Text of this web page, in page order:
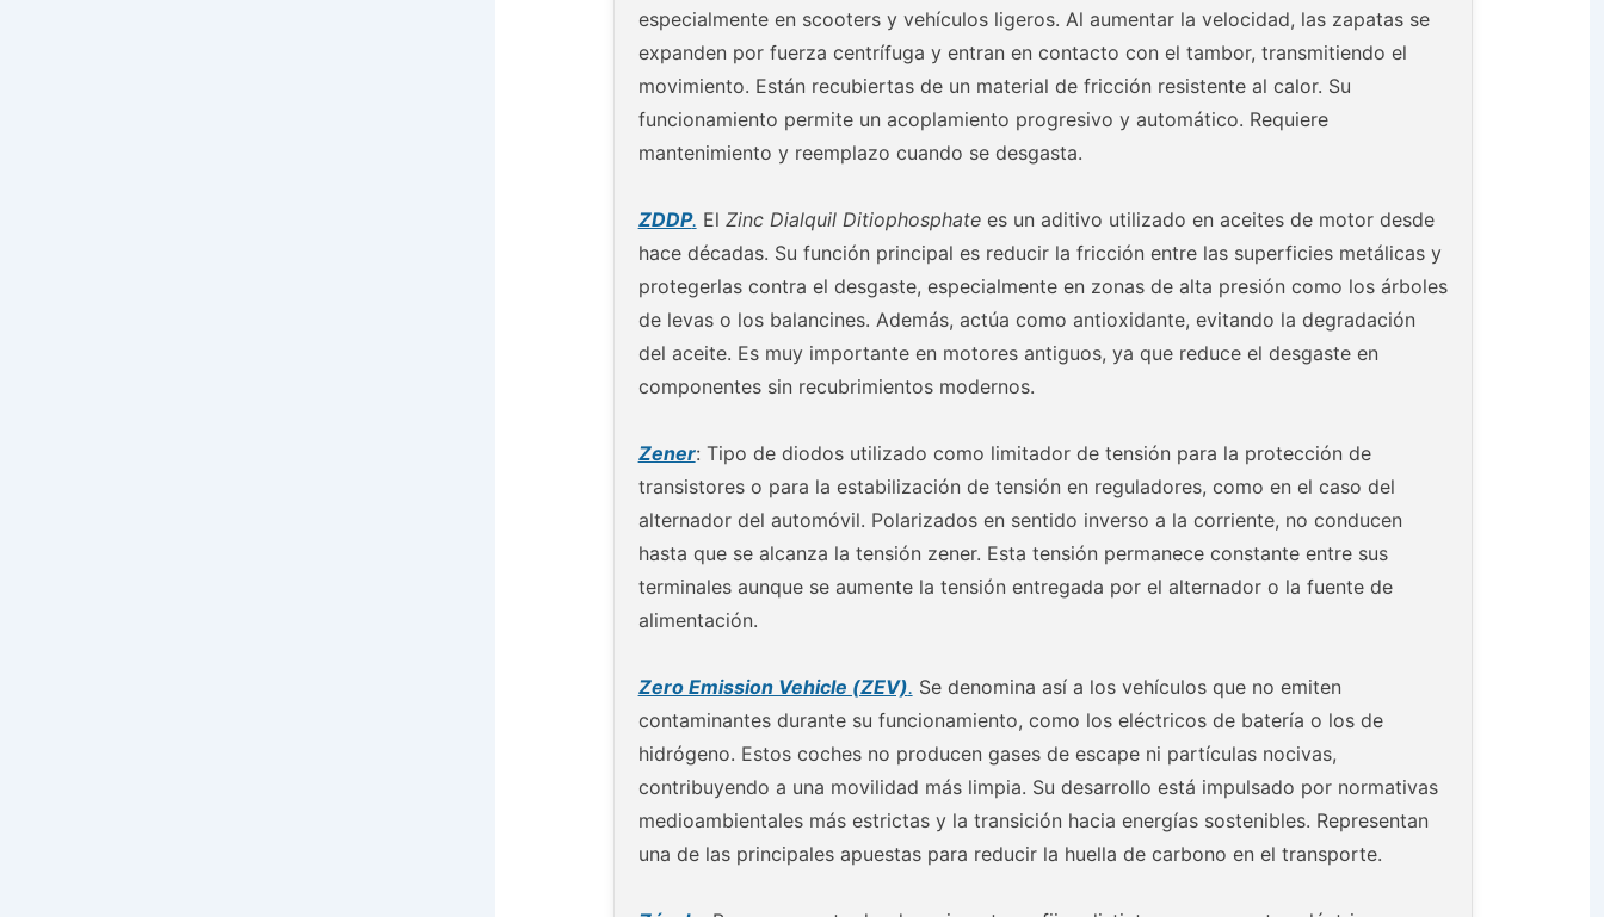
especialmente en scooters y vehículos ligeros. Al aumentar la velocidad, las zapatas se
expanden por fuerza centrífuga y entran en contacto con el tambor, transmitiendo el
movimiento. Están recubiertas de un material de fricción resistente al calor. Su
funcionamiento permite un acoplamiento progresivo y automático. Requiere
mantenimiento y reemplazo cuando se desgasta.
ZDDP. El Zinc Dialquil Ditiophosphatees un aditivo utilizado en aceites de motor desde
hace décadas. Su función principal es reducir la fricción entre las superficies metálicas y
protegerlas contra el desgaste, especialmente en zonas de alta presión como los árboles
de levas o los balancines. Además, actúa como antioxidante, evitando la degradación
del aceite. Es muy importante en motores antiguos, ya que reduce el desgaste en
componentes sin recubrimientos modernos.
Zener: Tipo de diodos utilizado como limitador de tensión para la protección de
transistores o para la estabilización de tensión en reguladores, como en el caso del
alternador del automóvil. Polarizados en sentido inverso a la corriente, no conducen
hasta que se alcanza la tensión zener. Esta tensión permanece constante entre sus
terminales aunque se aumente la tensión entregada por el alternador o la fuente de
alimentación.
Zero Emission Vehicle (ZEV). Se denomina así a los vehículos que no emiten
contaminantes durante su funcionamiento, como los eléctricos de batería o los de
hidrógeno. Estos coches no producen gases de escape ni partículas nocivas,
contribuyendo a una movilidad más limpia. Su desarrollo está impulsado por normativas
medioambientales más estrictas y la transición hacia energías sostenibles. Representan
una de las principales apuestas para reducir la huella de carbono en el transporte.